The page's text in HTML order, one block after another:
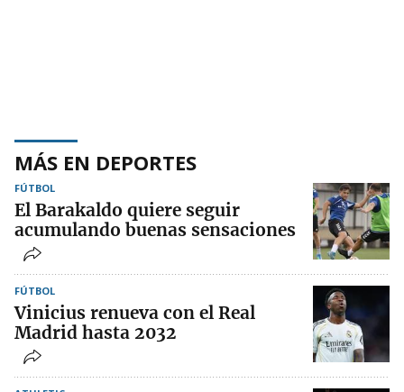
MÁS EN DEPORTES
FÚTBOL
El Barakaldo quiere seguir
acumulando buenas sensaciones
FÚTBOL
Vinicius renueva con el Real
Madrid hasta 2032